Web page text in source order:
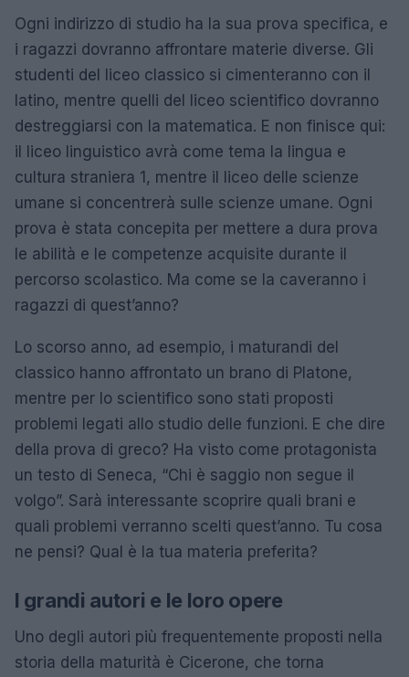
Ogni indirizzo di studio ha la sua prova specifica, e
i ragazzi dovranno affrontare materie diverse. Gli
studenti del liceo classico si cimenteranno con il
latino, mentre quelli del liceo scientifico dovranno
destreggiarsi con la matematica. E non finisce qui:
il liceo linguistico avrà come tema la lingua e
cultura straniera 1, mentre il liceo delle scienze
umane si concentrerà sulle scienze umane. Ogni
prova è stata concepita per mettere a dura prova
le abilità e le competenze acquisite durante il
percorso scolastico. Ma come se la caveranno i
ragazzi di quest’anno?
Lo scorso anno, ad esempio, i maturandi del
classico hanno affrontato un brano di Platone,
mentre per lo scientifico sono stati proposti
problemi legati allo studio delle funzioni. E che dire
della prova di greco? Ha visto come protagonista
un testo di Seneca, “Chi è saggio non segue il
volgo”. Sarà interessante scoprire quali brani e
quali problemi verranno scelti quest’anno. Tu cosa
ne pensi? Qual è la tua materia preferita?
I grandi autori e le loro opere
Uno degli autori più frequentemente proposti nella
storia della maturità è Cicerone, che torna